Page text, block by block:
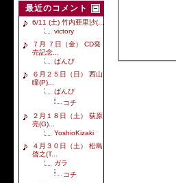
最近のコメント
6/11 (土) 竹内亜里沙(...
victory
７月 ７日（金） CD発
売記念...
ばんび
６月２５日（日） 西山
瞳(P)...
ばんび
コチ
２月１８日（土） 荻原
亮(G)...
YoshioKizaki
４月３０日（土） 松島
啓之(T...
ガラ
コチ